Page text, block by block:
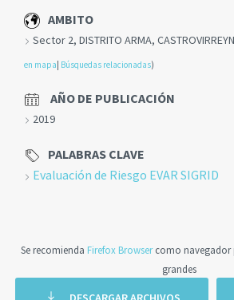
AMBITO
Sector 2, DISTRITO ARMA,
en mapa Búsquedas relacionadas)
AÑO DE PUBLICACIÓN
2019
PALABRAS CLAVE
Evaluación de Riesgo EVAR SIGRID
Se recomienda Firefox Browsercomo navegador
grandes